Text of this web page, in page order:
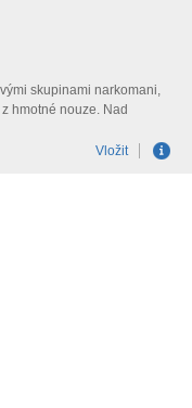
skupinami narkomani,
hmotné nouze. Nad
Vložit